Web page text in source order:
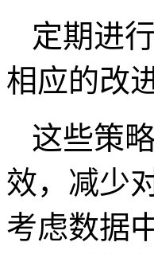
定期进
相应的改
这些策
效，减少
考虑数据